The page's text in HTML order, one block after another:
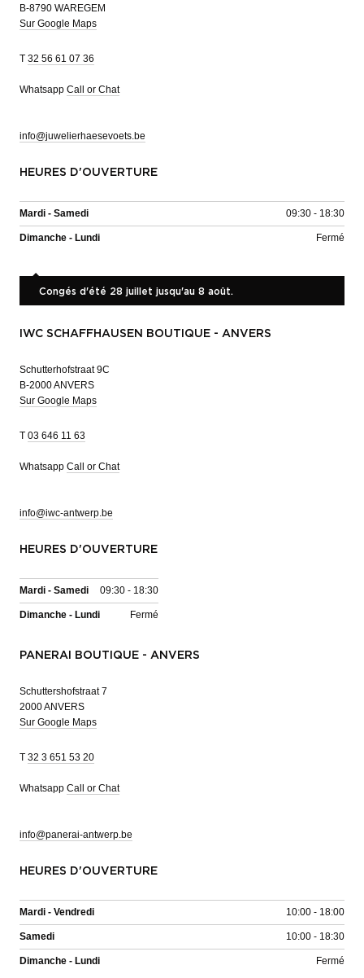
B-8790 WAREGEM
Sur Google Maps
T 32 56 61 07 36
Whatsapp Call or Chat
info@juwelierhaesevoets.be
HEURES D'OUVERTURE
Mardi - Samedi 09:30 - 18:30
Dimanche - Lundi Fermé
Congés d'été 28 juillet jusqu'au 8 août.
IWC SCHAFFHAUSEN BOUTIQUE - ANVERS
Schutterhofstraat 9C
B-2000 ANVERS
Sur Google Maps
T 03 646 11 63
Whatsapp Call or Chat
info@iwc-antwerp.be
HEURES D'OUVERTURE
Mardi - Samedi 09:30 - 18:30
Dimanche - Lundi Fermé
PANERAI BOUTIQUE - ANVERS
Schuttershofstraat 7
2000 ANVERS
Sur Google Maps
T 32 3 651 53 20
Whatsapp Call or Chat
info@panerai-antwerp.be
HEURES D'OUVERTURE
Mardi - Vendredi 10:00 - 18:00
Samedi 10:00 - 18:30
Dimanche - Lundi Fermé